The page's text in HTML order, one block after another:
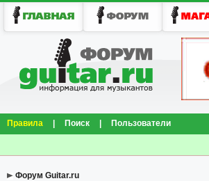
Правила Поиск Пользователи
Форум Guitar.ru